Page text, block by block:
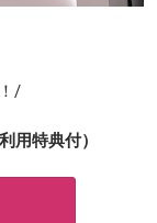
/
用特典付）